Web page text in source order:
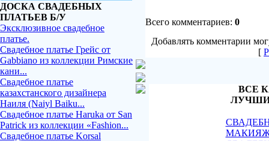
ДОСКА СВАДЕБНЫХ
ПЛАТЬЕВ Б/У
Эксклюзивное свадебное
платье.
Свадебное платье Грейс от
Gabbiano из коллекции Римские
кани...
Свадебное платье
казахстанского дизайнера
Наиля (Naiyl Baiku...
Свадебное платье Haruka от San
Patrick из коллекции «Fashion...
Свадебное платье Korsal
Всего комментариев: 0
Добавлять комментарии
[
ВСЕ